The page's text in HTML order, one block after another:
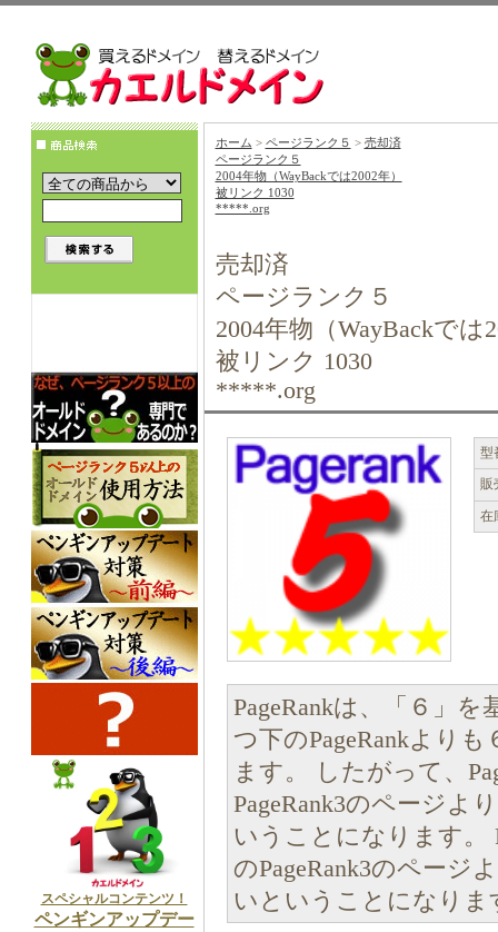
スペシャルコンテンツ！
ペンギンアップデー
ホーム > ページランク５ > 売却済
ページランク５
2004年物（WayBackでは2002年）
被リンク 1030
*****.org
売却済
ページランク５
2004年物（WayBackでは
被リンク 1030
*****.org
型
販
在
PageRankは、「６」
つ下のPageRankより
ます。 したがって、
PageRank3のページよ
いうことになります。
のPageRank3のページ
いということになりま